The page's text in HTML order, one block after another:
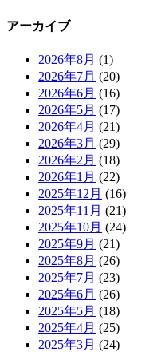
アーカイブ
2026年8月 (1)
2026年7月 (20)
2026年6月 (16)
2026年5月 (17)
2026年4月 (21)
2026年3月 (29)
2026年2月 (18)
2026年1月 (22)
2025年12月 (16)
2025年11月 (21)
2025年10月 (24)
2025年9月 (21)
2025年8月 (26)
2025年7月 (23)
2025年6月 (26)
2025年5月 (18)
2025年4月 (25)
2025年3月 (24)